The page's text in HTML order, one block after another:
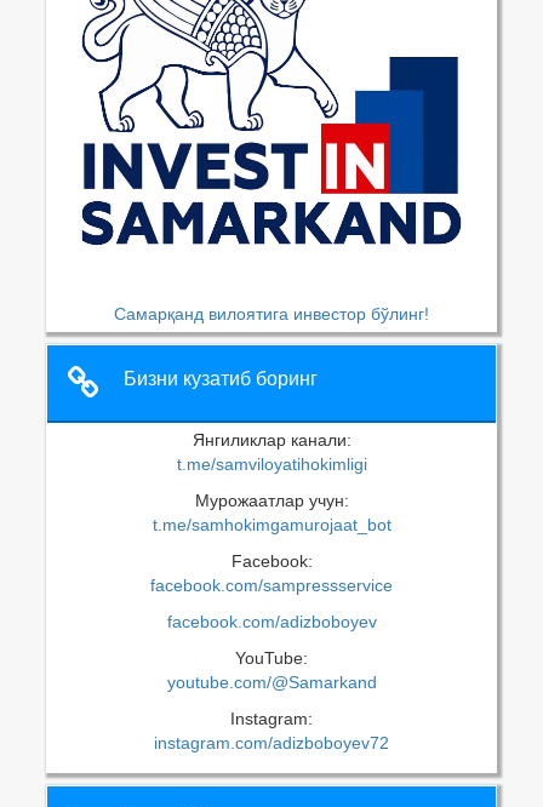
Самарқанд вилоятига инвестор бўлинг!
Бизни кузатиб боринг
Янгиликлар канали:
t.me/samviloyatihokimligi
Мурожаатлар учун:
t.me/samhokimgamurojaat_bot
Facebook:
facebook.com/sampressservice
facebook.com/adizboboyev
YouTube:
youtube.com/@Samarkand
Instagram:
instagram.com/adizboboyev72